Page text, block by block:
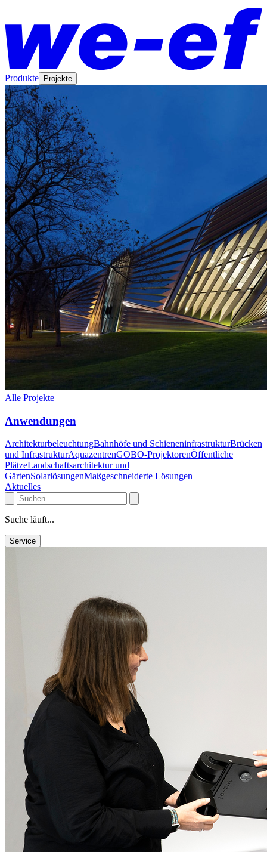
Produkte Projekte
Alle Projekte
Anwendungen
ArchitekturbeleuchtungBahnhöfe und SchieneninfrastrukturBrücken
und InfrastrukturAquazentrenGOBO-ProjektorenÖffentliche
PlätzeLandschaftsarchitektur und
GärtenSolarlösungenMaßgeschneiderte Lösungen
Aktuelles
Suche läuft...
Service